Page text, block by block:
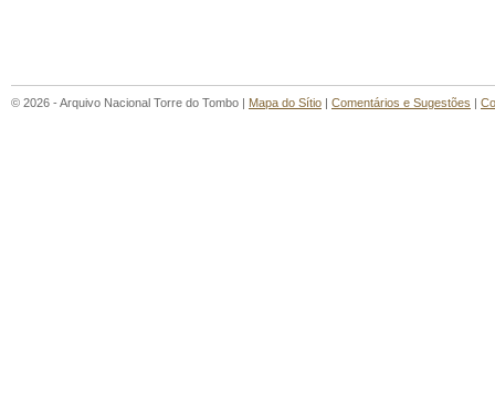
© 2026 - Arquivo Nacional Torre do Tombo | Mapa do Sítio | Comentários e Sugestões |